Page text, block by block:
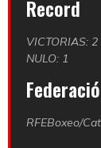
Record
VICTORIAS: 2
NULO: 1
RFEBoxeo/